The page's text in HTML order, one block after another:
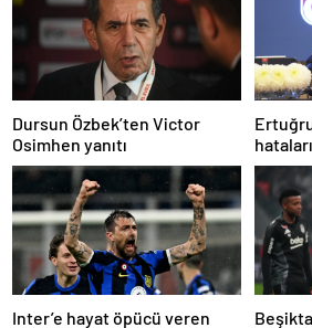
Dursun Özbek’ten Victor
Osimhen yanıtı
Inter’e hayat öpücü veren